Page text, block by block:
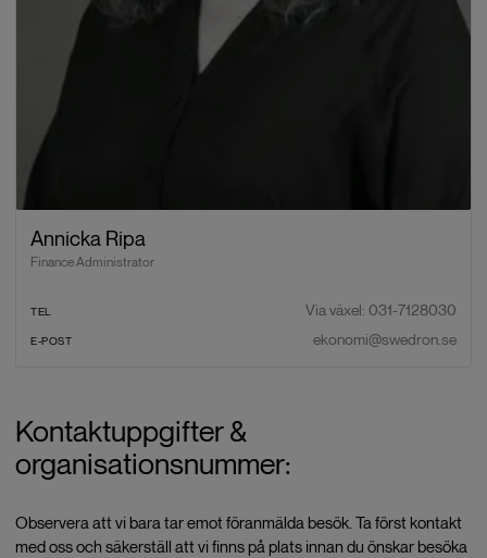
Annicka Ripa
Finance Administrator
TEL Via växel: 031-7128030
E-POST ekonomi@swedron.se
Kontaktuppgifter &
organisationsnummer:
Observera att vi bara tar emot föranmälda besök. Ta först kontakt
med oss och säkerställ att vi finns på plats innan du önskar besöka